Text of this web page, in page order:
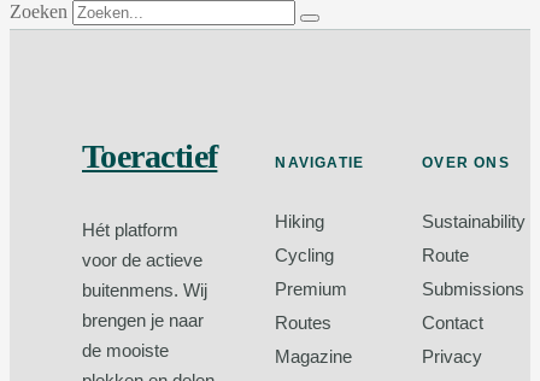
Zoeken
Toeractief
Hét platform
voor de actieve
buitenmens. Wij
brengen je naar
de mooiste
NAVIGATIE
Hiking
Cycling
Premium
Routes
Magazine
OVER ONS
Sustainability
Route
Submissions
Contact
Privacy